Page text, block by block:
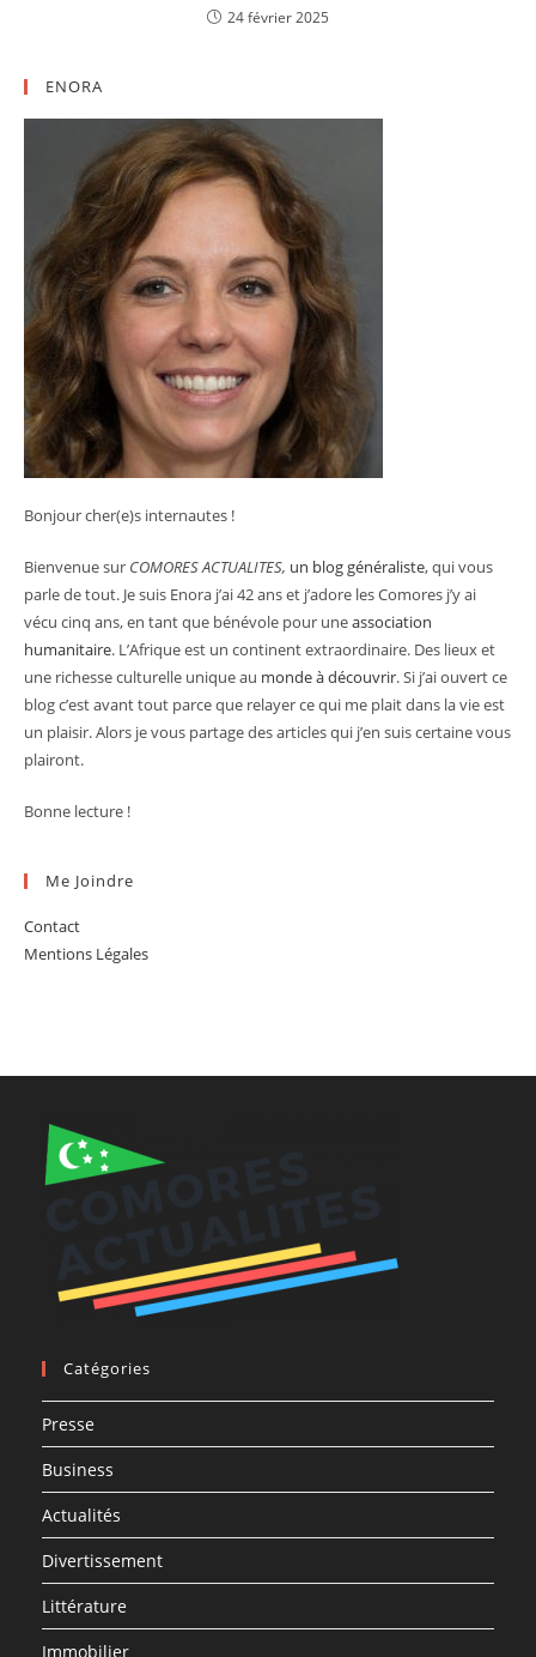
24 février 2025
ENORA
Bonjour cher(e)s internautes !
Bienvenue sur COMORES ACTUALITES, un blog généraliste, qui vous
parle de tout. Je suis Enora j’ai 42 ans et j’adore les Comores j’y ai
vécu cinq ans, en tant que bénévole pour uneassociation
humanitaire. L’Afrique est un continent extraordinaire. Des lieux et
une richesse culturelle unique au monde à découvrir. Si j’ai ouvert ce
blog c’est avant tout parce que relayer ce qui me plait dans la vie est
un plaisir. Alors je vous partage des articles qui j’en suis certaine vous
plairont.
Bonne lecture !
Me Joindre
Contact
Mentions Légales
Catégories
Presse
Business
Actualités
Divertissement
Littérature
Immobilier